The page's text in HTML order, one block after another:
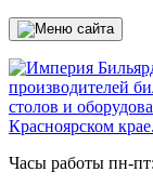
производителей
столов и
Красноярском
Часы работы пн-